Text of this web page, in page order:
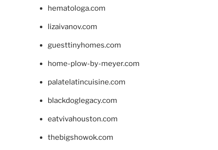
hematologa.com
lizaivanov.com
guesttinyhomes.com
home-plow-by-meyer.com
palatelatincuisine.com
blackdoglegacy.com
eatvivahouston.com
thebigshowok.com